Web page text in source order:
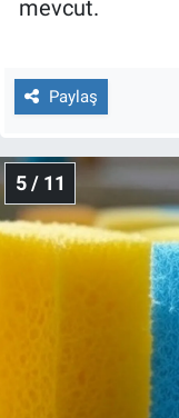
mevcut.
Paylaş
5 / 11